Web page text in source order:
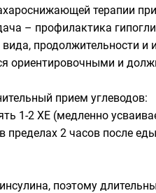
терапии
– профилактика
продолжительности и
ориентировочными и
прием углеводов:
1-2 ХЕ (медленно
2 часов после
поэтому